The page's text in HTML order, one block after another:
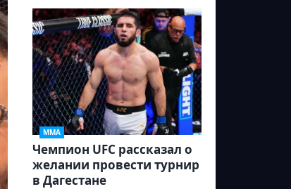
ММА
Чемпион UFC рассказал о
желании провести турнир
в Дагестане